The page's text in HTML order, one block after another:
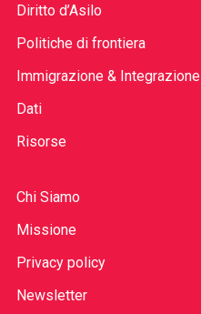
Diritto d’Asilo
Politiche di frontiera
Immigrazione & Integrazione
Dati
Risorse
Chi Siamo
Missione
Privacy policy
Newsletter